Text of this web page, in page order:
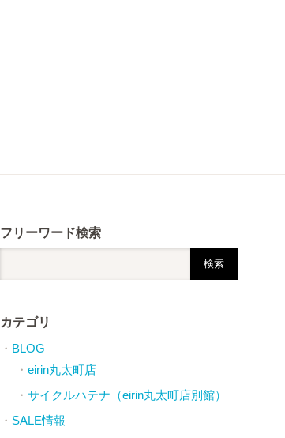
フリーワード検索
カテゴリ
BLOG
eirin丸太町店
サイクルハテナ（eirin丸太町店別館）
SALE情報